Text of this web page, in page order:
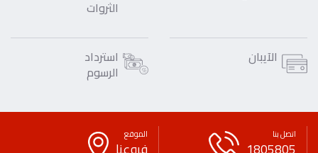
الثروات
الآيبان استرداد
الرسوم
اتصل بنا الموقع